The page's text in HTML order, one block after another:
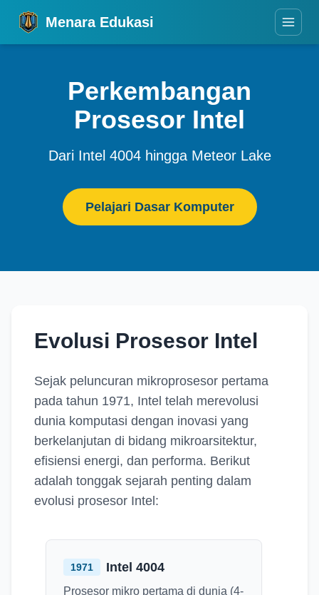
Menara Edukasi
Perkembangan
Prosesor Intel
Dari Intel 4004 hingga Meteor Lake
Pelajari Dasar Komputer
Evolusi Prosesor Intel
Sejak peluncuran mikroprosesor pertama
pada tahun 1971, Intel telah merevolusi
dunia komputasi dengan inovasi yang
berkelanjutan di bidang mikroarsitektur,
efisiensi energi, dan performa. Berikut
adalah tonggak sejarah penting dalam
evolusi prosesor Intel:
1971 Intel 4004
Prosesor mikro pertama di dunia (4-